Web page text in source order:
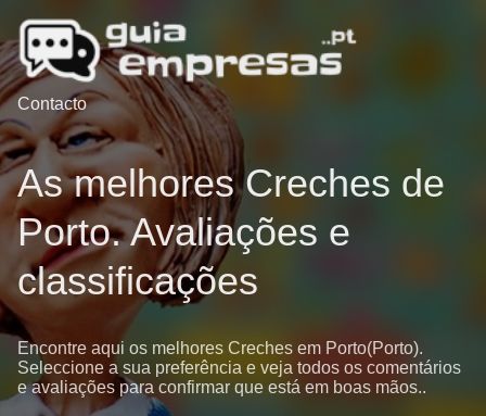
Contacto
As melhores Creches de
Porto. Avaliações e
classificações
Encontre aqui os melhores Creches em Porto(Porto).
Seleccione a sua preferência e veja todos os comentários
e avaliações para confirmar que está em boas mãos..